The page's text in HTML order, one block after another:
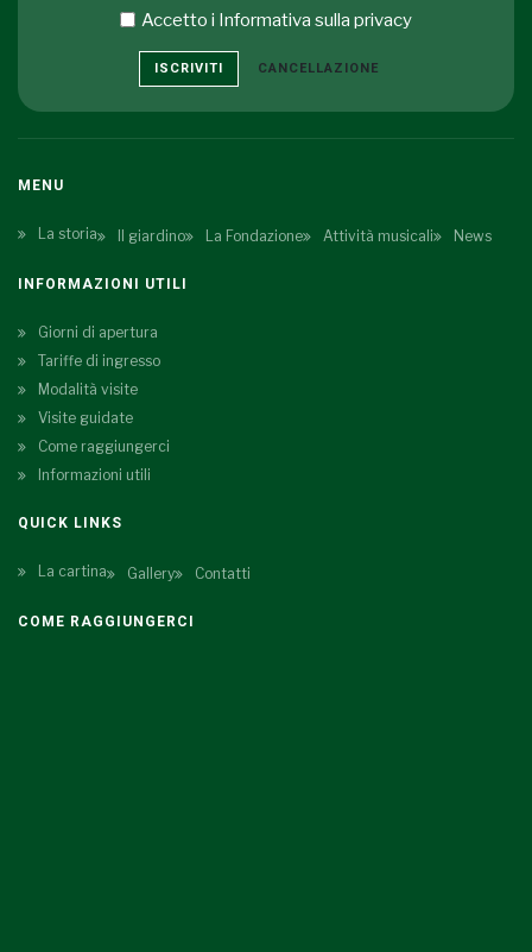
Accetto i Informativa sulla privacy
ISCRIVITI CANCELLAZIONE
MENU
La storia Il giardino La Fondazione Attività musicali News
INFORMAZIONI UTILI
Giorni di apertura
Tariffe di ingresso
Modalità visite
Visite guidate
Come raggiungerci
Informazioni utili
QUICK LINKS
La cartina Gallery Contatti
COME RAGGIUNGERCI